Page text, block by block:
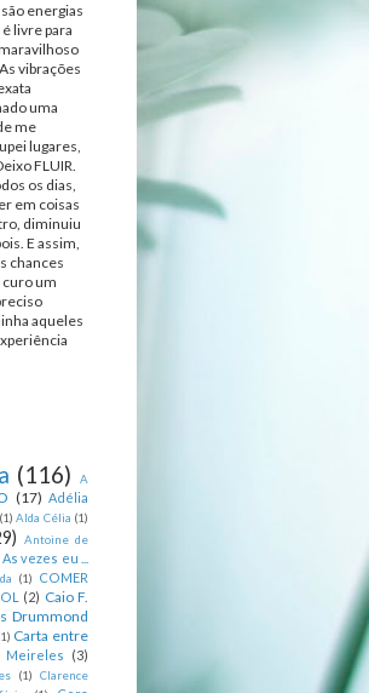
energias
livre para
vibrações
uma
me
lugares,
FLUIR.
os dias,
em coisas
diminuiu
E assim,
chances
curo um
aqueles
(116)
A
(17) Adélia
(1) Alda Célia (1)
Antoine de
As vezes eu ...
(1)
COMER
(2) Caio F.
Drummond
Carta entre
Meireles
(3)
(1)
Clarence